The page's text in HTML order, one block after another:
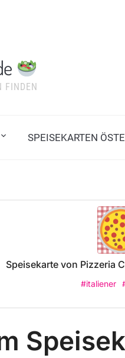
FINDEN
SPEISEKARTEN
Speisekarte von Pizzeria
#italiener